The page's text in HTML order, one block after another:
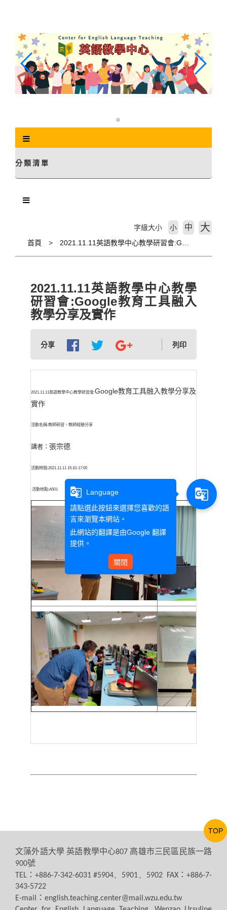
分類清單
首頁
字級大小 小 中 大
2021.11.11英語教學中心教學
研習會:Google教育工具融入
教學分享及實作
分享 列印
2021.11.11英語教學中心教學研習會:Google教育工具融入教學分享及
實作
活動名稱:教師研習，教師經驗分享
講者： 張宗德
活動時間:2021.11.11 15:10-17:00
活動地點:A501
文藻外語大學 英語教學中心807 高雄市三民區民族一路
900號
TEL ：+886-7-342-6031 #5904、5901、5902 FAX：+886-7-
343-5722
E-mail
： english.teaching.center@mail.wzu.edu.tw
TOP
g_translate
Language
請點選此按鈕來選擇您喜歡的語
言來瀏覽本網站。
此網站的翻譯是由Google 翻譯
提供。
關閉
g_translate